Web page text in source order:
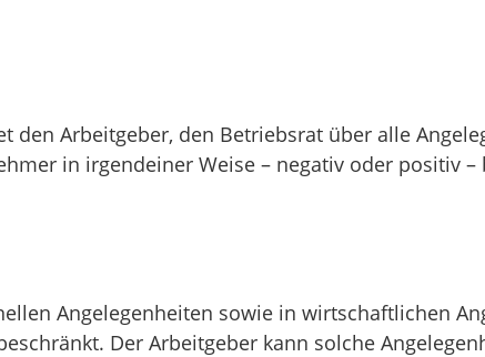
den Arbeitgeber, den Betriebsrat über alle
in irgendeiner Weise – negativ oder positiv
Angelegenheiten sowie in wirtschaftlichen
Der Arbeitgeber kann solche